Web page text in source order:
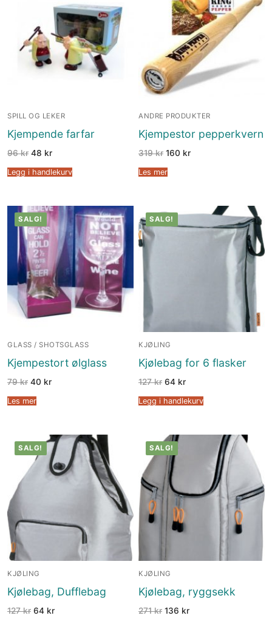
SPILL OG LEKER
Kjempende farfar
96kr 48 kr
Legg i handlekurv
ANDRE PRODUKTER
Kjempestor pepperkvern
319kr 160 kr
Les mer
SALG!
GLASS / SHOTSGLASS
Kjempestort ølglass
79kr 40 kr
Les mer
SALG!
KJØLING
Kjølebag for 6 flasker
127kr 64 kr
Legg i handlekurv
SALG!
KJØLING
Kjølebag, Dufflebag
127kr 64 kr
SALG!
KJØLING
Kjølebag, ryggsekk
271kr 136 kr